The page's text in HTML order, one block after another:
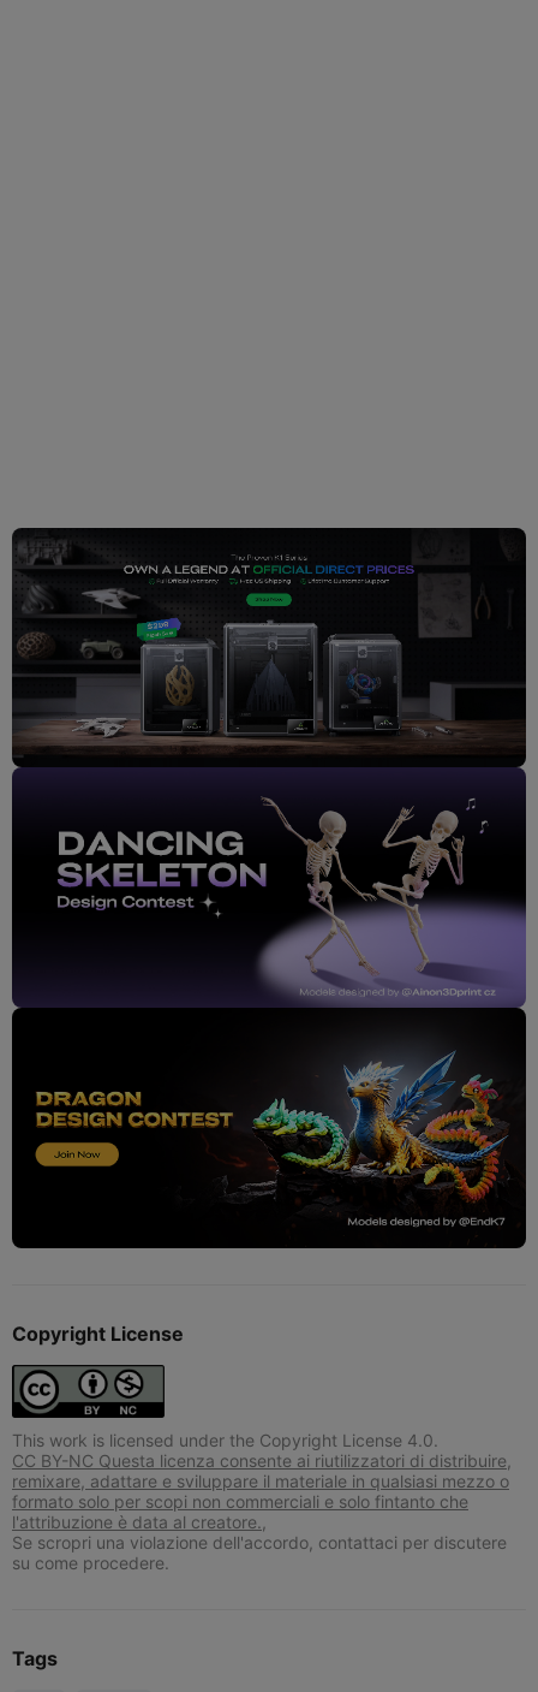
Copyright License
This work is licensed under the Copyright License 4.0.
CC BY-NC Questa licenza consente ai riutilizzatori di distribuire,
remixare, adattare e sviluppare il materiale in qualsiasi mezzo o
formato solo per scopi non commerciali e solo fintanto che
l'attribuzione è data al creatore.,
Se scropri una violazione dell'accordo, contattaci per discutere
su come procedere.
Tags